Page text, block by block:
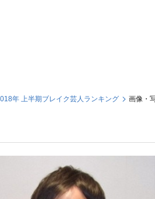
年 上半期ブレイク芸人ランキング 画像・